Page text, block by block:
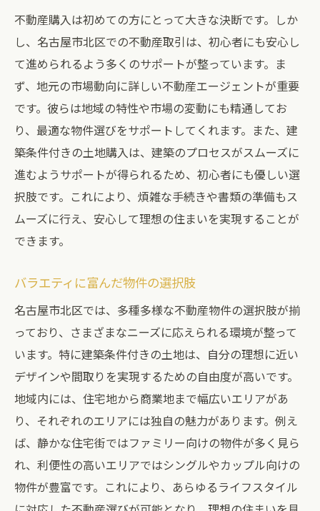
不動産購入は初めての方にとって大きな決断です。しか
し、名古屋市北区での不動産取引は、初心者にも安心し
て進められるよう多くのサポートが整っています。ま
ず、地元の市場動向に詳しい不動産エージェントが重要
です。彼らは地域の特性や市場の変動にも精通してお
り、最適な物件選びをサポートしてくれます。また、建
築条件付きの土地購入は、建築のプロセスがスムーズに
進むようサポートが得られるため、初心者にも優しい選
択肢です。これにより、煩雑な手続きや書類の準備もス
ムーズに行え、安心して理想の住まいを実現することが
できます。
バラエティに富んだ物件の選択肢
名古屋市北区では、多種多様な不動産物件の選択肢が揃
っており、さまざまなニーズに応えられる環境が整って
います。特に建築条件付きの土地は、自分の理想に近い
デザインや間取りを実現するための自由度が高いです。
地域内には、住宅地から商業地まで幅広いエリアがあ
り、それぞれのエリアには独自の魅力があります。例え
ば、静かな住宅街ではファミリー向けの物件が多く見ら
れ、利便性の高いエリアではシングルやカップル向けの
物件が豊富です。これにより、あらゆるライフスタイル